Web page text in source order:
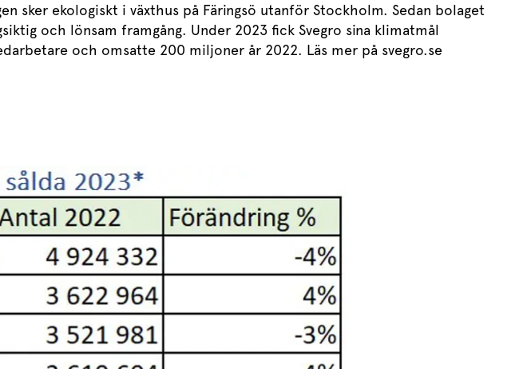
sker ekologiskt i växthus på Färingsö utanför Stockholm. Sedan bolaget
och lönsam framgång. Under 2023 fick Svegro sina klimatmål
och omsatte 200 miljoner år 2022. Läs mer på svegro.se